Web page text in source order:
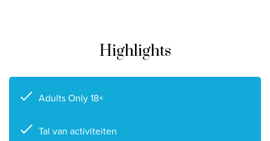
Highlights
Adults Only 18+
Tal van activiteiten